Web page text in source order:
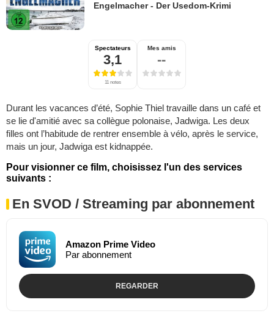
Engelmacher - Der Usedom-Krimi
Spectateurs
3,1
11 notes
Mes amis
--
Durant les vacances d’été, Sophie Thiel travaille dans un café et
se lie d'amitié avec sa collègue polonaise, Jadwiga. Les deux
filles ont l’habitude de rentrer ensemble à vélo, après le service,
mais un jour, Jadwiga est kidnappée.
Pour visionner ce film, choisissez l'un des services
suivants :
En SVOD / Streaming par abonnement
Amazon Prime Video
Par abonnement
REGARDER